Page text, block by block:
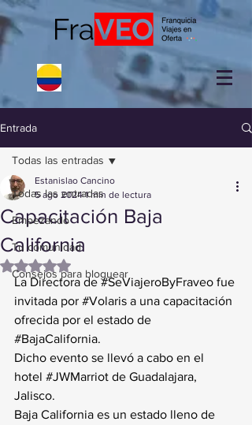
Entrada
Todas las entradas
Empezando
Tu comunidad
Consejos para bloguear
Todas las entradas
Capacitación Baja
California
Estanislao Cancino
5 ago 2024 1 min de lectura
Obtuvo NaN de 5 estrellas.
La Directora de #SeViajeroByFraveo fue
invitada por #Volaris a una capacitación
ofrecida por el estado de
#BajaCalifornia.
Dicho evento se llevó a cabo en el
hotel #JWMarriot de Guadalajara,
Jalisco.
Baja California es un estado lleno de